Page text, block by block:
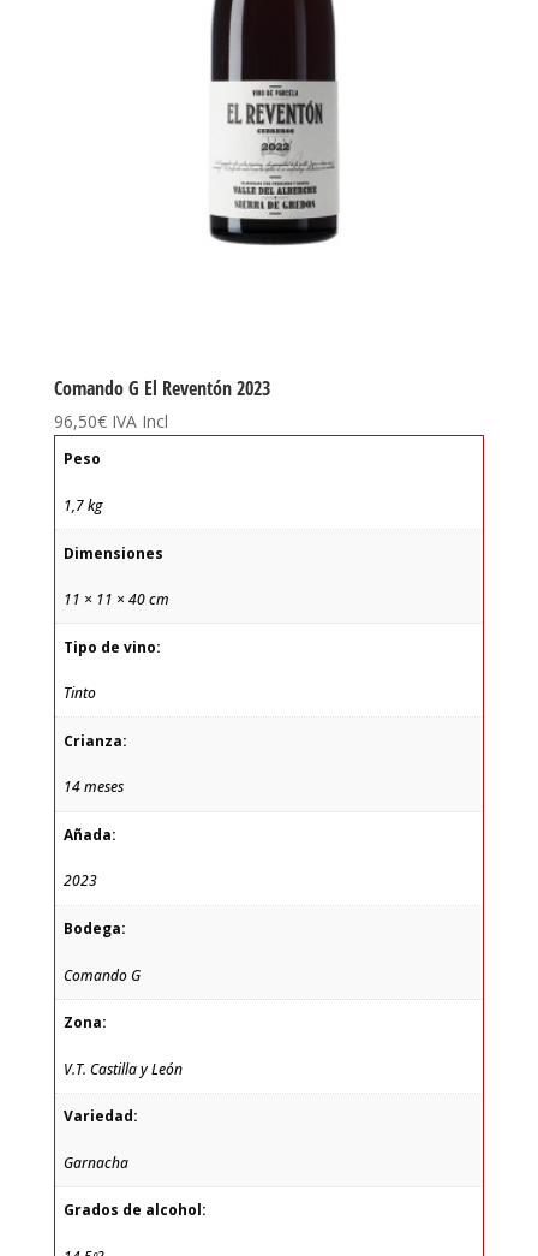
Comando G El Reventón 2023
96,50€ IVA Incl
Peso
1,7 kg
Dimensiones
11 × 11 × 40 cm
Tipo de vino:
Tinto
Crianza:
14 meses
Añada:
2023
Bodega:
Comando G
Zona:
V.T. Castilla y León
Variedad:
Garnacha
Grados de alcohol: